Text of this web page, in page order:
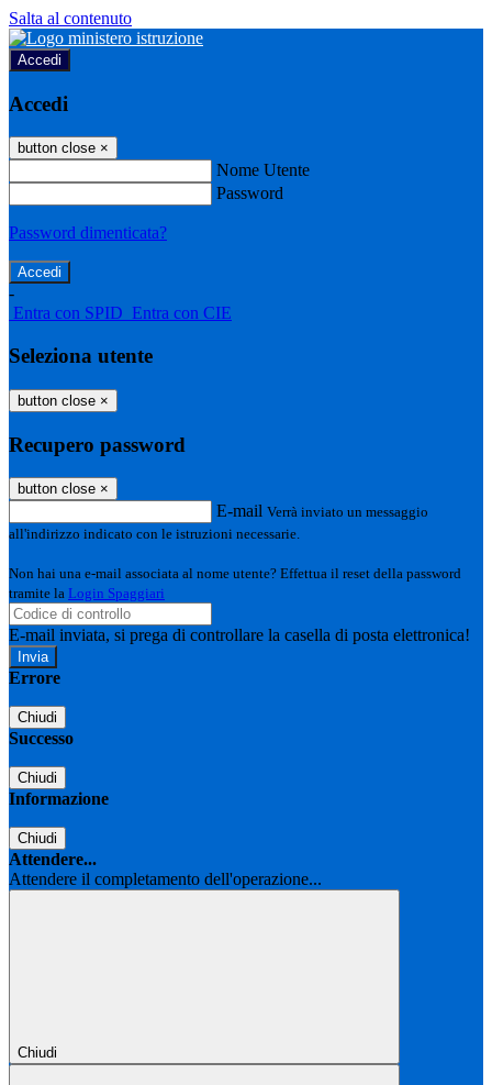
Salta al contenuto
Accedi
Accedi
button close ×
Nome Utente
Password
Password dimenticata?
-
Entra con SPID Entra con CIE
Seleziona utente
button close ×
Recupero password
button close ×
E-mail Verrà inviato un messaggio
all'indirizzo indicato con le istruzioni necessarie.
Non hai una e-mail associata al nome utente? Effettua il reset della password
tramite la Login Spaggiari
E-mail inviata, si prega di controllare la casella di posta elettronica!
Errore
Chiudi
Successo
Chiudi
Informazione
Chiudi
Attendere...
Attendere il completamento dell'operazione...
Chiudi